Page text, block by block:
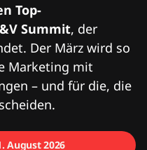
Top-
Summit, der
Der März wird so
Marketing mit
– und für die, die
August 2026